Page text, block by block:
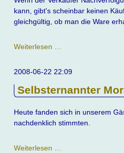
kann, gibt's scheinbar keinen
gleichgültig, ob man die Ware
Weiterlesen …
mit
2008-06-22 22:09
Selbsternannter
Heute fanden sich in unserem
nachdenklich stimmten.
Weiterlesen …